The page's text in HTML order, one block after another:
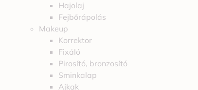
Hajolaj
Fejbőrápolás
Makeup
Korrektor
Fixáló
Pirosító, bronzosító
Sminkalap
Ajkak